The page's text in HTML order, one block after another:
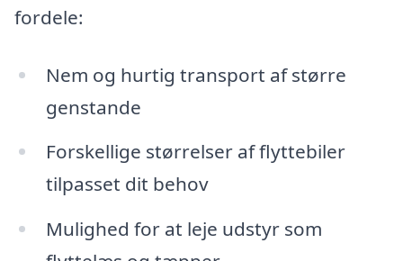
fordele:
Nem og hurtig transport af større
genstande
Forskellige størrelser af flyttebiler
tilpasset dit behov
Mulighed for at leje udstyr som